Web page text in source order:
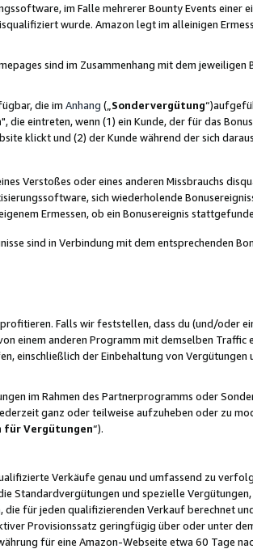
im Falle mehrerer Bounty Events einer
wurde. Amazon legt im alleinigen
sind im Zusammenhang mit dem
die im Anhang („ Sondervergütung
", die eintreten, wenn (1) ein Kunde, der für das
klickt und (2) der Kunde während der sich
Verstoßes oder eines anderen Missbrauchs
sich wiederholende
Ermessen, ob ein Bonusereignis
sind in Verbindung mit dem entsprechenden
Falls wir feststellen, dass du (und/oder
einem anderen Programm mit demselben
einschließlich der Einbehaltung von
im Rahmen des Partnerprogramms oder
ganz oder teilweise aufzuheben oder zu
für Vergütungen“).
Verkäufe genau und umfassend zu
Standardvergütungen und spezielle
für jeden qualifizierenden Verkauf berechnet
Provisionssatz geringfügig über oder unter
für eine Amazon-Webseite etwa 60 Tage